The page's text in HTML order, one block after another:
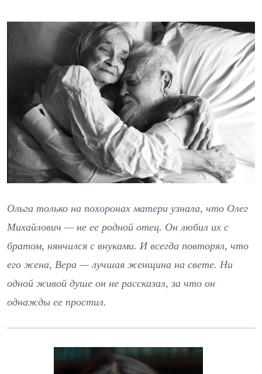
Ольга только на похоронах матери узнала, что Олег
Михайлович — не ее родной отец. Он любил их с
братом, нянчился с внуками. И всегда повторял, что
его жена, Вера — лучшая женщина на свете. Ни
одной живой душе он не рассказал, за что он
однажды ее простил.